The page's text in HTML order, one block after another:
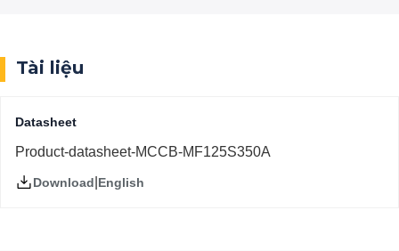
Tài liệu
Datasheet
Product-datasheet-MCCB-MF125S350A
Download English